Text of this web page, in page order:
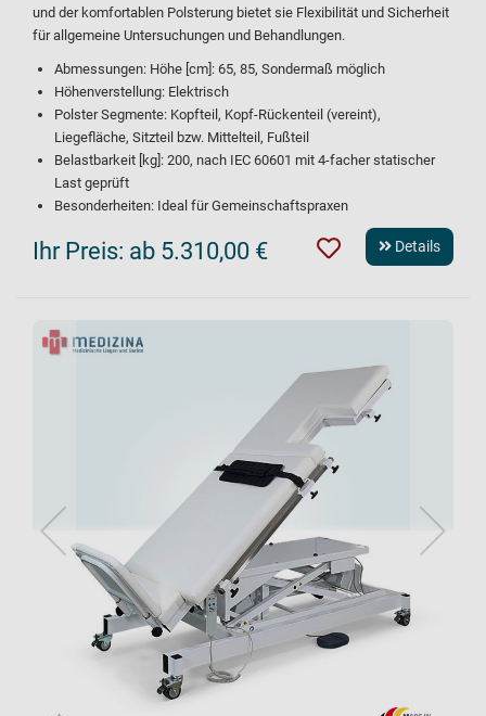
und der komfortablen Polsterung bietet sie Flexibilität und Sicherheit
für allgemeine Untersuchungen und Behandlungen.
Abmessungen: Höhe [cm]: 65, 85, Sondermaß möglich
Höhenverstellung: Elektrisch
Polster Segmente: Kopfteil, Kopf-Rückenteil (vereint),
Liegefläche, Sitzteil bzw. Mittelteil, Fußteil
Belastbarkeit [kg]: 200, nach IEC 60601 mit 4-facher statischer
Last geprüft
Besonderheiten: Ideal für Gemeinschaftspraxen
Ihr Preis: ab 5.310,00 € Details